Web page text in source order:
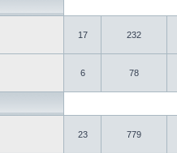
17 232
6 78
23 779